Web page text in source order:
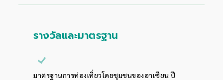
รางวัลและมาตรฐาน
มาตรฐานการท่องเที่ยวโดยชุมชนของอาเซียน ปี